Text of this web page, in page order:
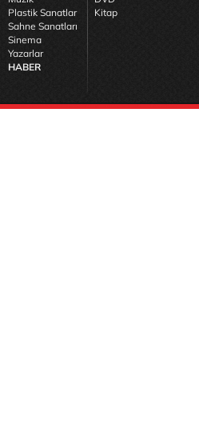
Plastik Sanatlar
Sahne Sanatları
Sinema
Yazarlar
HABER
Kitap